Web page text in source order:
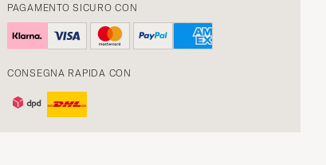
PAGAMENTO SICURO CON
CONSEGNA RAPIDA CON